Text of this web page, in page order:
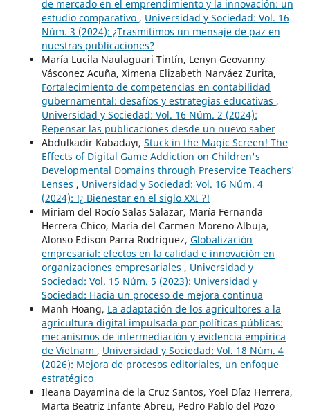
de mercado en el emprendimiento y la innovación: un
estudio comparativo , Universidad y Sociedad: Vol. 16
Núm. 3 (2024): ¿Trasmitimos un mensaje de paz en
nuestras publicaciones?
María Lucila Naulaguari Tintín, Lenyn Geovanny
Vásconez Acuña, Ximena Elizabeth Narváez Zurita,
Fortalecimiento de competencias en contabilidad
gubernamental: desafíos y estrategias educativas ,
Universidad y Sociedad: Vol. 16 Núm. 2 (2024):
Repensar las publicaciones desde un nuevo saber
Abdulkadir Kabadayı, Stuck in the Magic Screen! The
Effects of Digital Game Addiction on Children's
Developmental Domains through Preservice Teachers'
Lenses , Universidad y Sociedad: Vol. 16 Núm. 4
(2024): !¿ Bienestar en el siglo XXI ?!
Miriam del Rocío Salas Salazar, María Fernanda
Herrera Chico, María del Carmen Moreno Albuja,
Alonso Edison Parra Rodríguez, Globalización
empresarial: efectos en la calidad e innovación en
organizaciones empresariales , Universidad y
Sociedad: Vol. 15 Núm. 5 (2023): Universidad y
Sociedad: Hacia un proceso de mejora continua
Manh Hoang, La adaptación de los agricultores a la
agricultura digital impulsada por políticas públicas:
mecanismos de intermediación y evidencia empírica
de Vietnam , Universidad y Sociedad: Vol. 18 Núm. 4
(2026): Mejora de procesos editoriales, un enfoque
estratégico
Ileana Dayamina de la Cruz Santos, Yoel Díaz Herrera,
Marta Beatriz Infante Abreu, Pedro Pablo del Pozo